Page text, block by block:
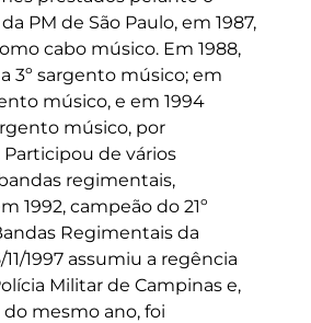
PM de São Paulo, em 1987,
cabo músico. Em 1988,
3º sargento músico; em
músico, e em 1994
músico, por
de vários
regimentais,
1992, campeão do 21º
Regimentais da
11/1997 assumiu a regência
Militar de Campinas e,
mesmo ano, foi